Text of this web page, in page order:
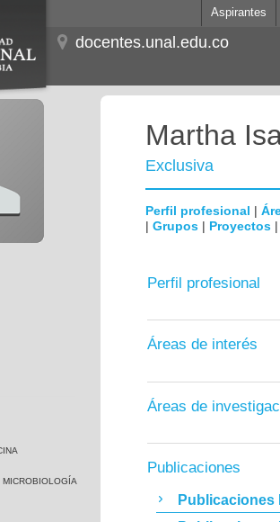
Aspirantes
docentes.unal.edu.co
MICROBIOLOGÍA
Martha
Exclusiva
Perfil profesional |
| Grupos | Proyectos
Perfil profesional
Áreas de interés
Áreas de
Publicaciones
Publicaciones